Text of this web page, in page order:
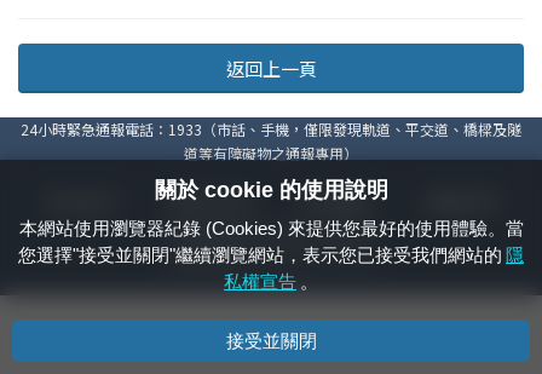
返回上一頁
24小時緊急通報電話：1933（市話、手機，僅限發現軌道、平交道、橋樑及隧
道等有障礙物之通報專用）
資通安全政策 著作權聲明
國營臺灣鐵路股份有限公司 © 版權所有
本頁產生時間： 2026/08/07 13:00:20
關於 cookie 的使用說明
本網站使用瀏覽器紀錄 (Cookies) 來提供您最好的使用體驗。當
您選擇"接受並關閉"繼續瀏覽網站，表示您已接受我們網站的 隱
私權宣告 。
接受並關閉